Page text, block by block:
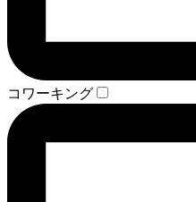
コワーキング